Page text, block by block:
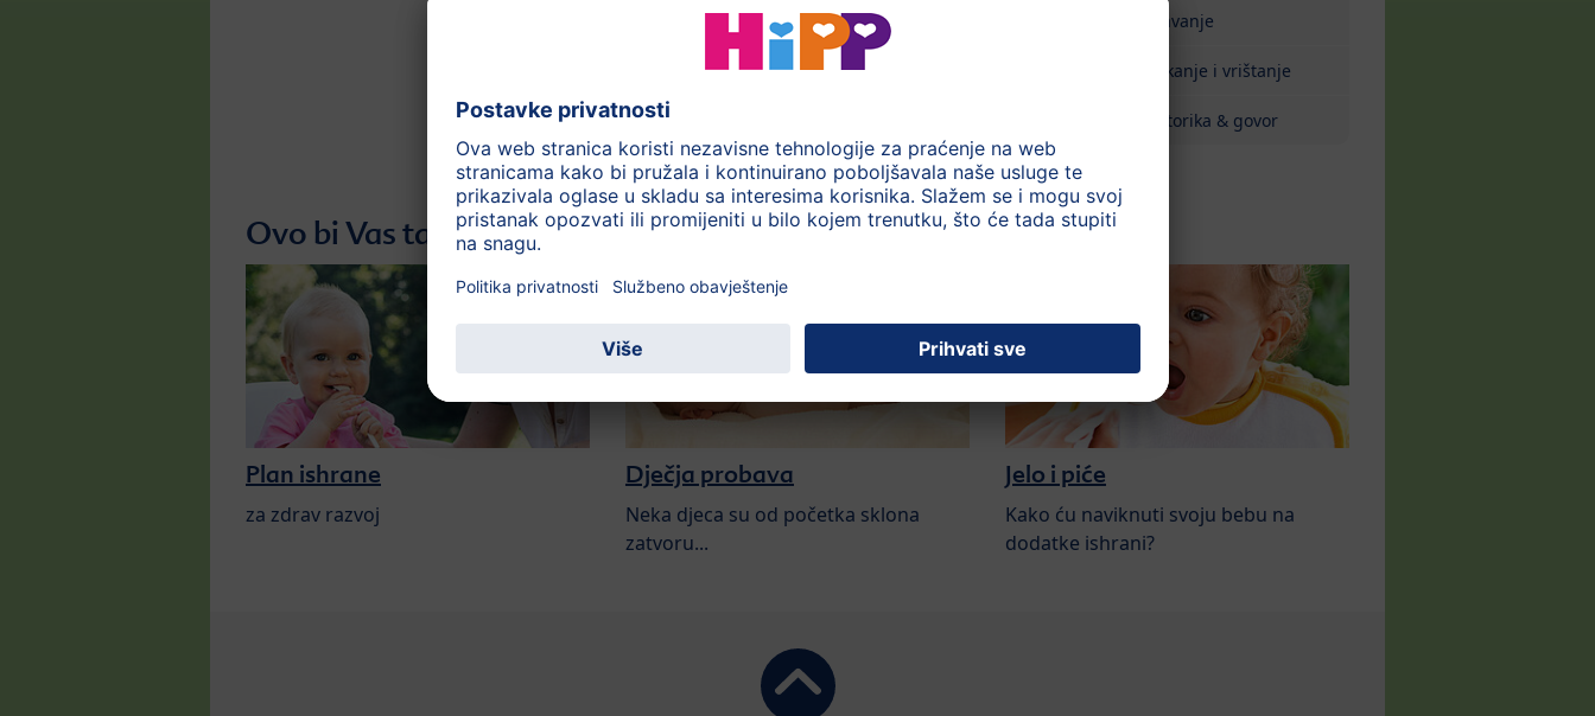
Spavanje
Plakanje i vrištanje
Motorika & govor
Ovo bi Vas također moglo zanimati:
Plan ishrane
za zdrav razvoj
Dječja probava
Neka djeca su od početka sklona
zatvoru...
Jelo i piće
Kako ću naviknuti svoju bebu na
dodatke ishrani?